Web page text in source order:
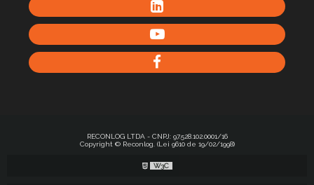
RECONLOG LTDA - CNPJ: 97.528.102.0001/16
Copyright © Reconlog. (Lei 9610 de 19/02/1998)
W3C